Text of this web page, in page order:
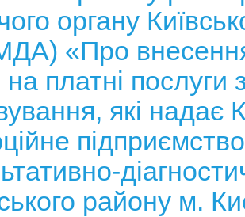
органу
«Про
платні послуги
які надає
підприємство
району м.